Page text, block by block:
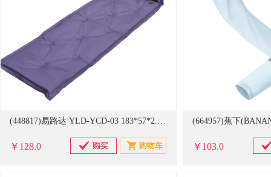
(448817)易路达 YLD-YCD-03 183*57*2.5cm 可拼接自动充气垫 紫色(单位：个)
￥128.0 ￥103.0